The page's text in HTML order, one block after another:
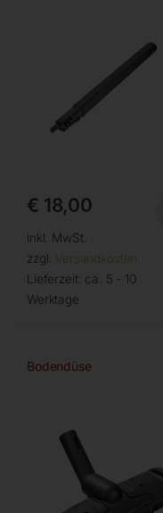
€ 18,00
inkl. MwSt.
zzgl. Versandkosten
Lieferzeit: ca. 5 - 10
Werktage
Bodendüse